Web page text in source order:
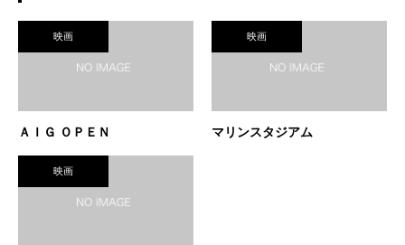
映画
ＡＩＧ ＯＰＥＮ
映画
マリンスタジアム
映画